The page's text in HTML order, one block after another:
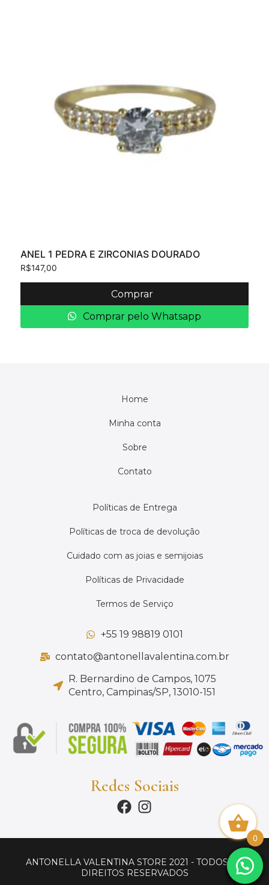
ANEL 1 PEDRA E ZIRCONIAS DOURADO
R$147,00
Comprar
Comprar pelo Whatsapp
Home
Minha conta
Sobre
Contato
Políticas de Entrega
Políticas de troca de devolução
Cuidado com as joias e semijoias
Políticas de Privacidade
Termos de Serviço
+55 19 98819 0101
contato@antonellavalentina.com.br
R. Bernardino de Campos, 1075
Centro, Campinas/SP, 13010-151
Redes Sociais
ANTONELLA VALENTINA STORE 2021 - TODOS OS
DIREITOS RESERVADOS
0